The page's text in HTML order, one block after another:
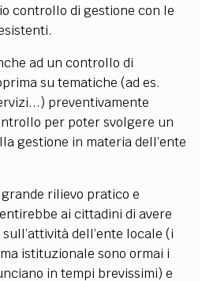
controllo di gestione con le
ad un controllo di
su tematiche (ad es.
preventivamente
per poter svolgere un
gestione in materia dell’ente
rilievo pratico e
ai cittadini di avere
dell’ente locale (i
istituzionale sono ormai i
in tempi brevissimi) e